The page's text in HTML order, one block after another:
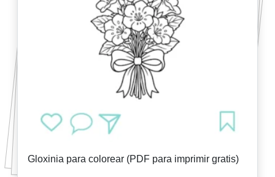
Gloxinia para colorear (PDF para imprimir gratis)